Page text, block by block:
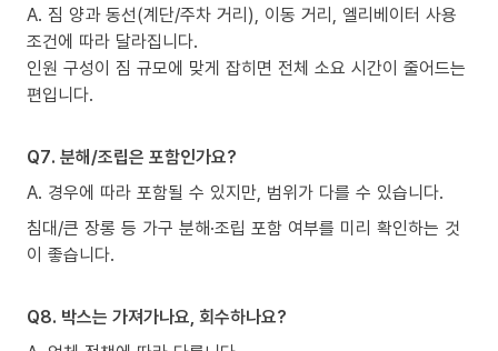
A. 짐 양과 동선(계단/주차 거리), 이동 거리, 엘리베이터 사용
조건에 따라 달라집니다.
인원 구성이 짐 규모에 맞게 잡히면 전체 소요 시간이 줄어드는
편입니다.
Q7. 분해/조립은 포함인가요?
A. 경우에 따라 포함될 수 있지만, 범위가 다를 수 있습니다.
침대/큰 장롱 등 가구 분해·조립 포함 여부를 미리 확인하는 것
이 좋습니다.
Q8. 박스는 가져가나요, 회수하나요?